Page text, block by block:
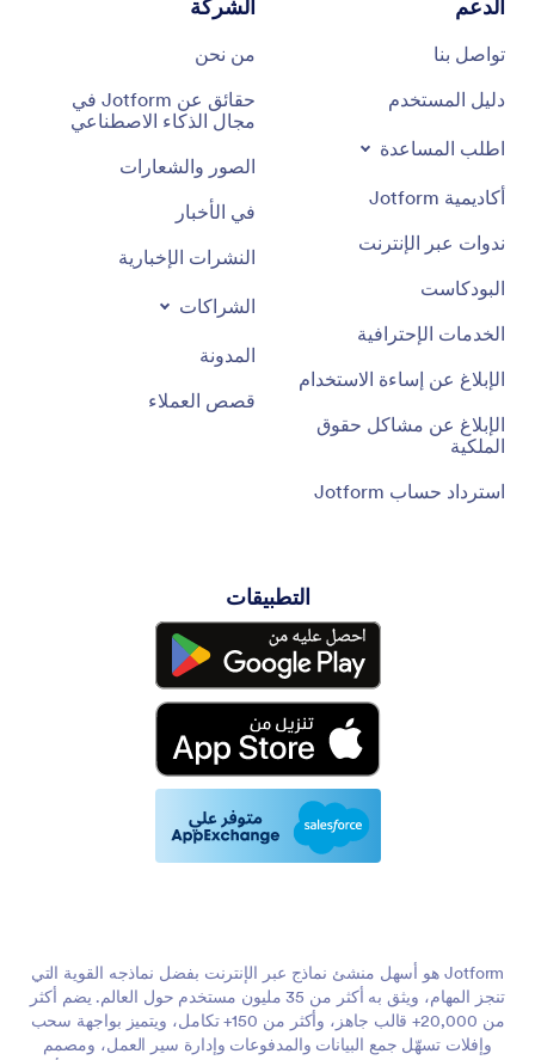
الدعم
تواصل بنا
دليل المستخدم
اطلب المساعدة
أكاديمية Jotform
ندوات عبر الإنترنت
البودكاست
الخدمات الإحترافية
الإبلاغ عن إساءة الاستخدام
الإبلاغ عن مشاكل حقوق
الملكية
استرداد حساب Jotform
الشركة
من نحن
حقائق عن Jotform في
مجال الذكاء الاصطناعي
الصور والشعارات
في الأخبار
النشرات الإخبارية
الشراكات
المدونة
قصص العملاء
التطبيقات
Jotform هو أسهل منشئ نماذج عبر الإنترنت بفضل نماذجه القوية التي
تنجز المهام، ويثق به أكثر من 35 مليون مستخدم حول العالم. يضم أكثر
من 20,000+ قالب جاهز، وأكثر من 150+ تكامل، ويتميز بواجهة سحب
وإفلات تسهّل جمع البيانات والمدفوعات وإدارة سير العمل، ومصمم